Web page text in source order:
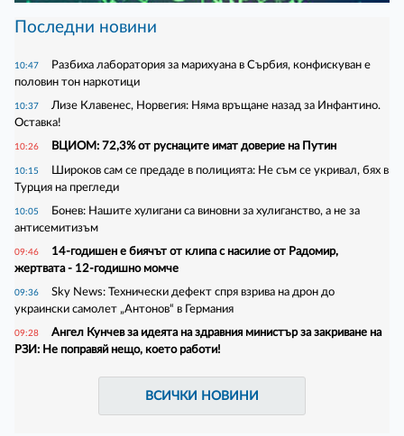
Последни новини
10:47
Разбиха лаборатория за марихуана в Сърбия, конфискуван е
половин тон наркотици
10:37
Лизе Клавенес, Норвегия: Няма връщане назад за Инфантино.
Оставка!
10:26 ВЦИОМ: 72,3% от руснаците имат доверие на Путин
10:15
Широков сам се предаде в полицията: Не съм се укривал, бях в
Турция на прегледи
10:05
Бонев: Нашите хулигани са виновни за хулиганство, а не за
антисемитизъм
09:46
14-годишен е биячът от клипа с насилие от Радомир,
жертвата - 12-годишно момче
09:36
Sky News: Технически дефект спря взрива на дрон до
украински самолет „Антонов“ в Германия
09:28
Ангел Кунчев за идеята на здравния министър за закриване на
РЗИ: Не поправяй нещо, което работи!
ВСИЧКИ НОВИНИ